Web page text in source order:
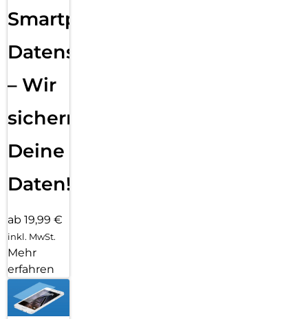
Smartphone
Datensicherung
– Wir
sichern
Deine
Daten!
ab 19,99 €
inkl. MwSt.
Mehr
erfahren